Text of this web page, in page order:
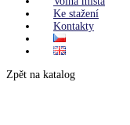
Ke stažení
Kontakty
Zpět na katalog